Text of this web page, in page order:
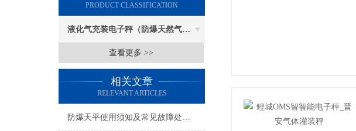
PRODUCT CLASSIFICATION
液化气充装电子秤（防爆天然气灌装称）
查看更多 >>
相关文章
RELEVANT ARTICLES
防爆天平使用须知及常见故障处理方法